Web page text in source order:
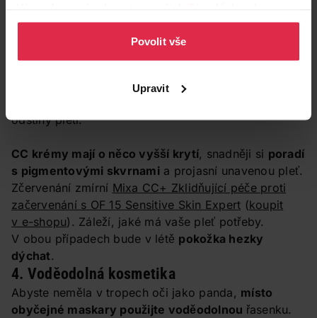
osobních údajů.
Povolit vše
Upravit
BB krém je vhodný pro mladou i zralou pleť.
Zkrášlující denní BB krém 5 v 1 Glow
odstíny pleti.
CC krémy mají o něco vyšší krytí, snadněji si poradí
s pigmentovými skvrnami a projasní unavenou pleť.
Zčervenání zmírní Mixa CC+ Zklidňující péče proti
začervenání s OF 15 Sensitive Skin Expert (koupit
v e-shopu). Záleží, jaké má vaše pleť potřeby.
V obou případech bude v létě pokožka hezky
dýchat.
4. Voděodolná kosmetika
Abyste neměla v tropech oči jako panda, místo
obyčejné maskary použijte voděodolnou řasenku.